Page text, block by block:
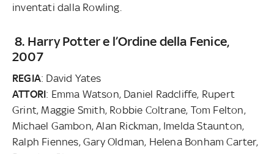
inventati dalla Rowling.
8. Harry Potter e l’Ordine della Fenice,
2007
REGIA: David Yates
ATTORI: Emma Watson, Daniel Radcliffe, Rupert
Grint, Maggie Smith, Robbie Coltrane, Tom Felton,
Michael Gambon, Alan Rickman, Imelda Staunton,
Ralph Fiennes, Gary Oldman, Helena Bonham Carter,